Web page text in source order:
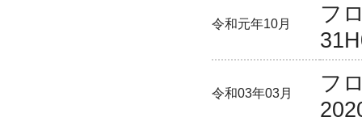
令和元年10月
フ
令和03年03月
フ